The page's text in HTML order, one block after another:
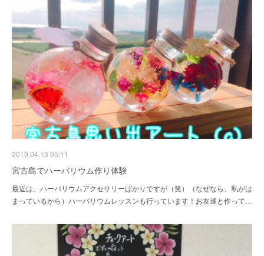
2019.04.13 05:11
宮古島でハーバリウム作り体験
最近は、ハーバリウムアクセサリーばかりですが（笑）（なぜなら、私がは
まっているから）ハーバリウムレッスンも行っています！お友達と作って…